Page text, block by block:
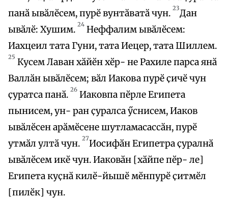
панӑ ывӑлӗсем, пурӗ вунтӑватӑ чун. 23Дан
ывӑлӗ: Хушим. 24 Неффалим ывӑлӗсем:
Иахцеил тата Гуни, тата Иецер, тата Шиллем.
25 Кусем Лаван хӑйӗн хӗр- не Рахиле парса янӑ
Валлӑн ывӑлӗсем; вӑл Иакова пурӗ ҫичӗ чун
ҫуратса панӑ. 26 Иаковпа пӗрле Египета
пынисем, ун- ран ҫуралса ӳснисем, Иаков
ывӑлӗсен арӑмӗсене шутламасассӑн, пурӗ
утмӑл ултӑ чун. 27Иосифӑн Египетра ҫуралнӑ
ывӑлӗсем икӗ чун. Иаковӑн [хӑйпе пӗр- ле]
Египета куҫнӑ килӗ-йышӗ мӗнпурӗ ҫитмӗл
[пилӗк] чун.